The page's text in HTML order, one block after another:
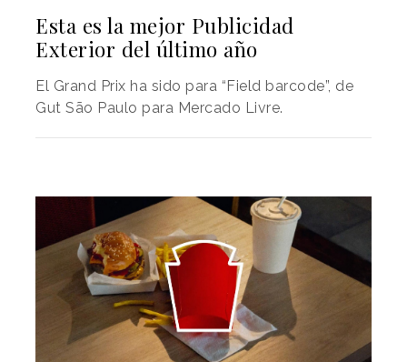
Esta es la mejor Publicidad
Exterior del último año
El Grand Prix ha sido para “Field barcode”, de
Gut São Paulo para Mercado Livre.